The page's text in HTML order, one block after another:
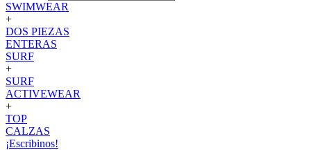
SWIMWEAR
+
DOS PIEZAS
ENTERAS
SURF
+
SURF
ACTIVEWEAR
+
TOP
CALZAS
¡Escribinos!